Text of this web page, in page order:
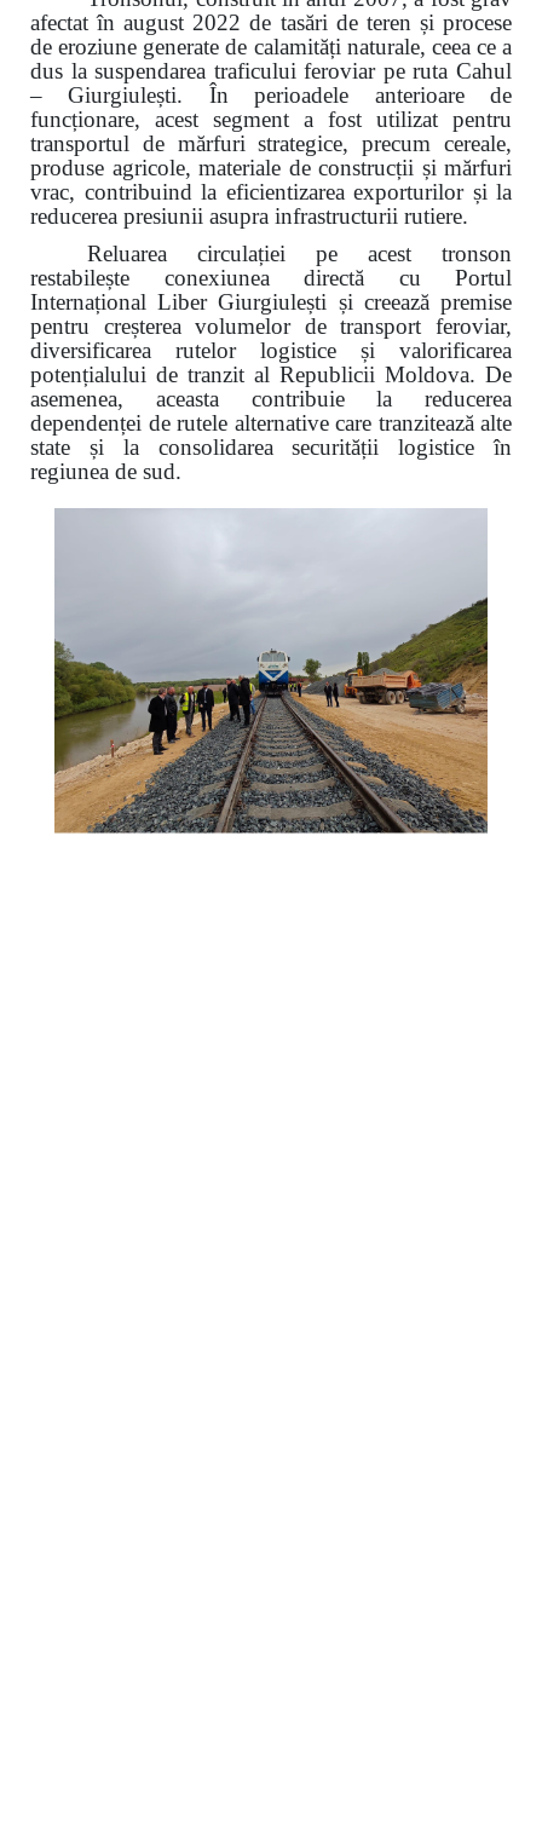
afectat în august 2022 de tasări de teren și procese
de eroziune generate de calamități naturale, ceea ce a
dus la suspendarea traficului feroviar pe ruta Cahul
– Giurgiulești. În perioadele anterioare de
funcționare, acest segment a fost utilizat pentru
transportul de mărfuri strategice, precum cereale,
produse agricole, materiale de construcții și mărfuri
vrac, contribuind la eficientizarea exporturilor și la
reducerea presiunii asupra infrastructurii rutiere.
Reluarea circulației pe acest tronson
restabilește conexiunea directă cu Portul
Internațional Liber Giurgiulești și creează premise
pentru creșterea volumelor de transport feroviar,
diversificarea rutelor logistice și valorificarea
potențialului de tranzit al Republicii Moldova. De
asemenea, aceasta contribuie la reducerea
dependenței de rutele alternative care tranzitează alte
state și la consolidarea securității logistice în
regiunea de sud.